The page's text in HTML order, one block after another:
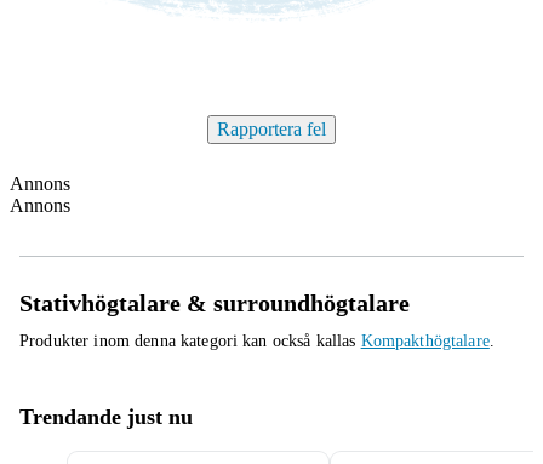
Rapportera fel
Annons
Annons
Stativhögtalare & surroundhögtalare
Produkter inom denna kategori kan också kallas Kompakthögtalare.
Trendande just nu